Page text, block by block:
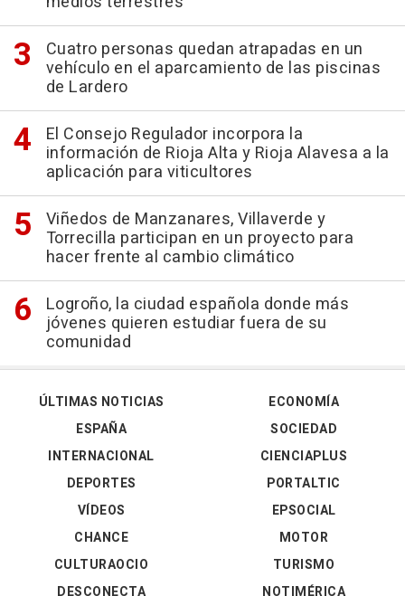
Cuatro personas quedan atrapadas en un
vehículo en el aparcamiento de las piscinas
de Lardero
El Consejo Regulador incorpora la
información de Rioja Alta y Rioja Alavesa a la
aplicación para viticultores
Viñedos de Manzanares, Villaverde y
Torrecilla participan en un proyecto para
hacer frente al cambio climático
Logroño, la ciudad española donde más
jóvenes quieren estudiar fuera de su
comunidad
ÚLTIMAS NOTICIAS
ESPAÑA
INTERNACIONAL
DEPORTES
VÍDEOS
ECONOMÍA
SOCIEDAD
CIENCIAPLUS
PORTALTIC
EPSOCIAL
CHANCE
CULTURAOCIO
DESCONECTA
MOTOR
TURISMO
NOTIMÉRICA